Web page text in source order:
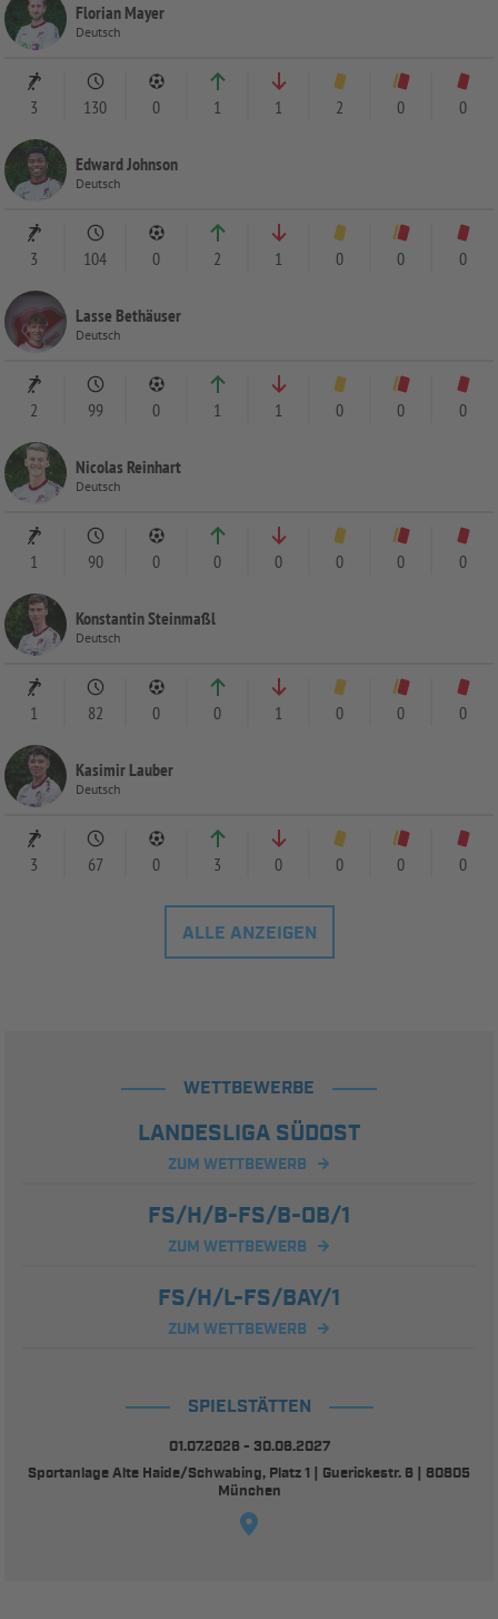
Florian Mayer
Deutsch
3 130 0 1 1 2 0 0
Edward Johnson
Deutsch
3 104 0 2 1 0 0 0
Lasse Bethäuser
Deutsch
2 99 0 1 1 0 0 0
Nicolas Reinhart
Deutsch
1 90 0 0 0 0 0 0
Konstantin Steinmaßl
Deutsch
1 82 0 0 1 0 0 0
Kasimir Lauber
Deutsch
3 67 0 3 0 0 0 0
ALLE ANZEIGEN
WETTBEWERBE
LANDESLIGA SÜDOST
ZUM WETTBEWERB
FS/H/B-FS/B-OB/1
ZUM WETTBEWERB
FS/H/L-FS/BAY/1
ZUM WETTBEWERB
SPIELSTÄTTEN
01.07.2026 - 30.06.2027
Sportanlage Alte Haide/Schwabing, Platz 1 | Guerickestr. 6 | 80805
München